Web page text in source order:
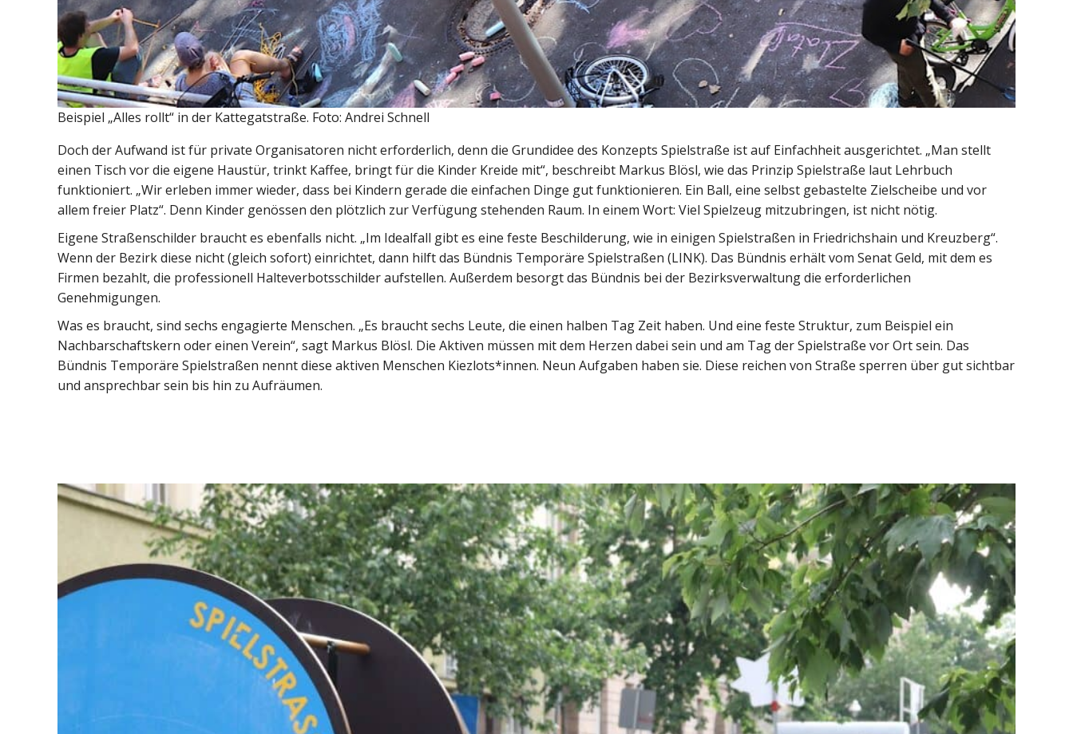
Beispiel „Alles rollt“ in der Kattegatstraße. Foto: Andrei Schnell
Doch der Aufwand ist für private Organisatoren nicht erforderlich, denn die Grundidee des Konzepts Spielstraße ist auf Einfachheit ausgerichtet. „Man stellt
einen Tisch vor die eigene Haustür, trinkt Kaffee, bringt für die Kinder Kreide mit“, beschreibt Markus Blösl, wie das Prinzip Spielstraße laut Lehrbuch
funktioniert. „Wir erleben immer wieder, dass bei Kindern gerade die einfachen Dinge gut funktionieren. Ein Ball, eine selbst gebastelte Zielscheibe und vor
allem freier Platz“. Denn Kinder genössen den plötzlich zur Verfügung stehenden Raum. In einem Wort: Viel Spielzeug mitzubringen, ist nicht nötig.
Eigene Straßenschilder braucht es ebenfalls nicht. „Im Idealfall gibt es eine feste Beschilderung, wie in einigen Spielstraßen in Friedrichshain und Kreuzberg“.
Wenn der Bezirk diese nicht (gleich sofort) einrichtet, dann hilft das Bündnis Temporäre Spielstraßen (LINK). Das Bündnis erhält vom Senat Geld, mit dem es
Firmen bezahlt, die professionell Halteverbotsschilder aufstellen. Außerdem besorgt das Bündnis bei der Bezirksverwaltung die erforderlichen
Genehmigungen.
Was es braucht, sind sechs engagierte Menschen. „Es braucht sechs Leute, die einen halben Tag Zeit haben. Und eine feste Struktur, zum Beispiel ein
Nachbarschaftskern oder einen Verein“, sagt Markus Blösl. Die Aktiven müssen mit dem Herzen dabei sein und am Tag der Spielstraße vor Ort sein. Das
Bündnis Temporäre Spielstraßen nennt diese aktiven Menschen Kiezlots*innen. Neun Aufgaben haben sie. Diese reichen von Straße sperren über gut sichtbar
und ansprechbar sein bis hin zu Aufräumen.